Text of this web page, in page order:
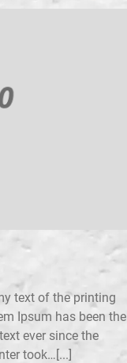
text of the printing
Ipsum has been the
ever since the
took…[...]